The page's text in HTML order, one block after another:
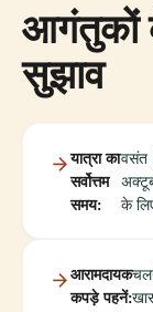
आगंतुकों
सुझाव
यात्रा का
सर्वोत्तम
समय:
वसंत
के
आरामदायक
कपड़े पहनें: